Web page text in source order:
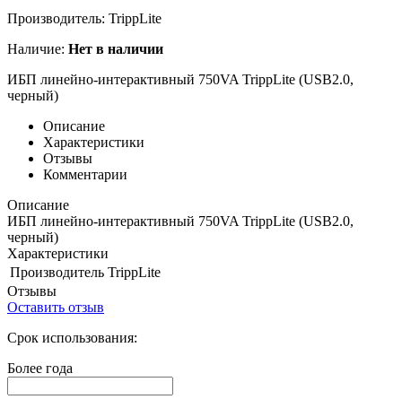
Производитель: TrippLite
Наличие: Нет в наличии
ИБП линейно-интерактивный 750VA TrippLite (USB2.0,
черный)
Описание
Характеристики
Отзывы
Комментарии
Описание
ИБП линейно-интерактивный 750VA TrippLite (USB2.0,
черный)
Характеристики
Производитель TrippLite
Отзывы
Оставить отзыв
Срок использования:
Более года